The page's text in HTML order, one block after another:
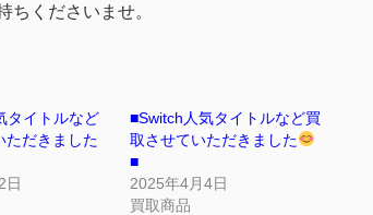
ちくださいませ。
タイトルなど
ただきました
日
■Switch人気タイトルなど買
取させていただきました
■
2025年4月4日
買取商品